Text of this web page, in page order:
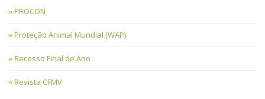
PROCON
Proteção Animal Mundial (WAP)
Recesso Final de Ano
Revista CFMV